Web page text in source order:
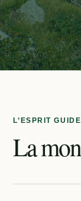
L’ESPRIT
La